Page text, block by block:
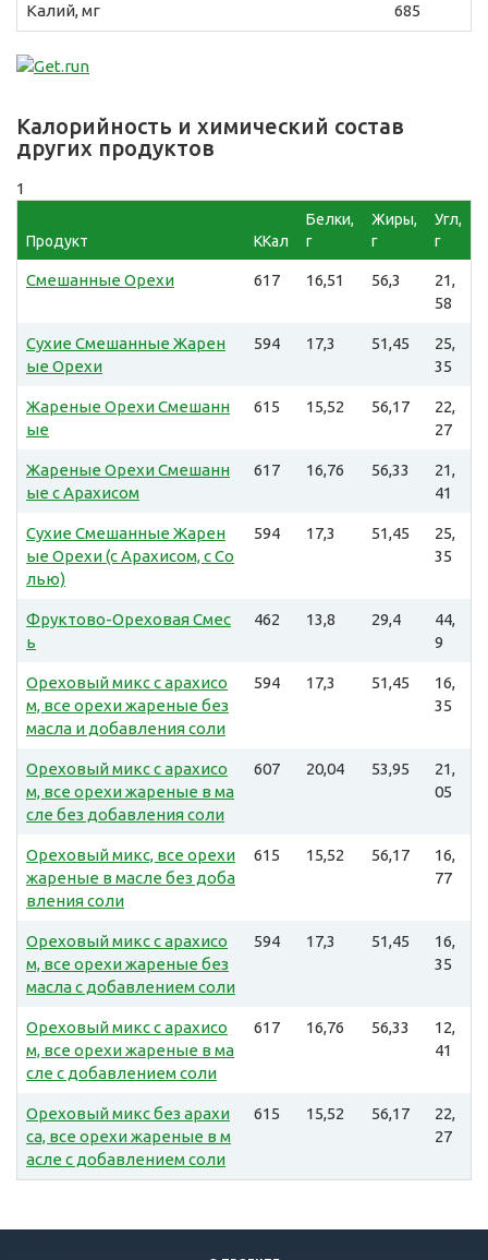
Калий, мг 685
Калорийность и химический состав
других продуктов
1
Продукт ККал
Белки,
г
Жиры,
г
Угл,
г
Смешанные Орехи 617 16,51 56,3
21,
58
Сухие Смешанные Жарен
ые Орехи
594 17,3 51,45
25,
35
Жареные Орехи Смешанн
ые
615 15,52 56,17
22,
27
Жареные Орехи Смешанн
ые с Арахисом
617 16,76 56,33
21,
41
Сухие Смешанные Жарен
ые Орехи (с Арахисом, с Со
лью)
594 17,3 51,45
25,
35
Фруктово-Ореховая Смес
ь
462 13,8 29,4
44,
9
Ореховый микс с арахисо
м, все орехи жареные без
масла и добавления соли
594 17,3 51,45
16,
35
Ореховый микс с арахисо
м, все орехи жареные в ма
сле без добавления соли
607 20,04 53,95
21,
05
Ореховый микс, все орехи
жареные в масле без доба
вления соли
615 15,52 56,17
16,
77
Ореховый микс с арахисо
м, все орехи жареные без
масла с добавлением соли
594 17,3 51,45
16,
35
Ореховый микс с арахисо
м, все орехи жареные в ма
сле с добавлением соли
617 16,76 56,33
12,
41
Ореховый микс без арахи
са, все орехи жареные в м
асле с добавлением соли
615 15,52 56,17
22,
27